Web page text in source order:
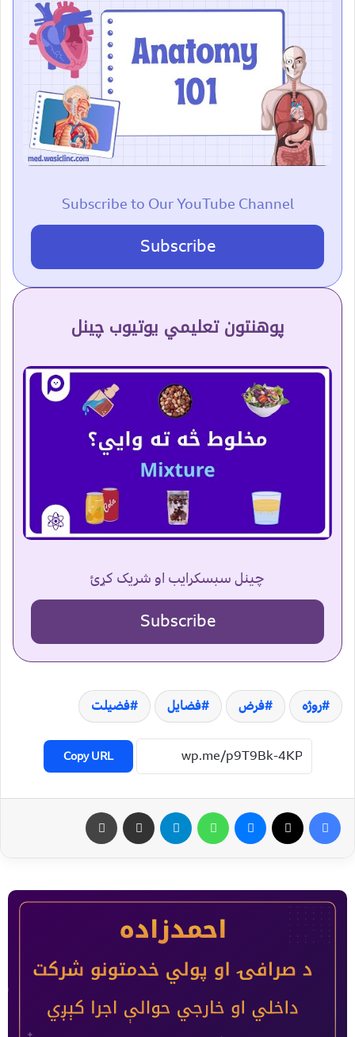
Subscribe to Our YouTube Channel
Subscribe
پوهنتون تعلیمي یوتیوب چینل
چینل سبسکرایب او شریک کړئ
Subscribe
روژه فرض فضایل فضیلت
Copy URL